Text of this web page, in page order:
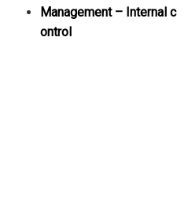
Management – Internal c
ontrol